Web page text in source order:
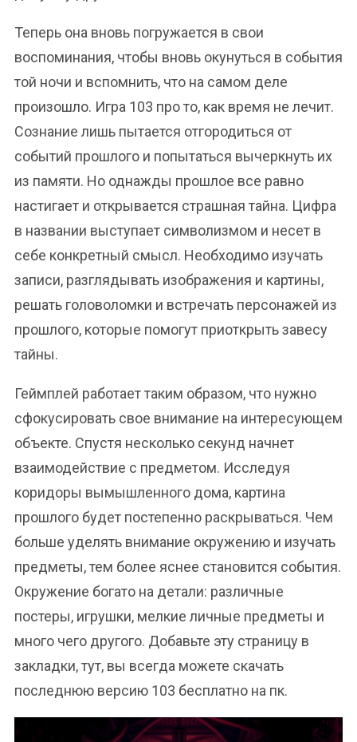
Теперь она вновь погружается в свои
воспоминания, чтобы вновь окунуться в события
той ночи и вспомнить, что на самом деле
произошло. Игра 103 про то, как время не лечит.
Сознание лишь пытается отгородиться от
событий прошлого и попытаться вычеркнуть их
из памяти. Но однажды прошлое все равно
настигает и открывается страшная тайна. Цифра
в названии выступает символизмом и несет в
себе конкретный смысл. Необходимо изучать
записи, разглядывать изображения и картины,
решать головоломки и встречать персонажей из
прошлого, которые помогут приоткрыть завесу
тайны.
Геймплей работает таким образом, что нужно
сфокусировать свое внимание на интересующем
объекте. Спустя несколько секунд начнет
взаимодействие с предметом. Исследуя
коридоры вымышленного дома, картина
прошлого будет постепенно раскрываться. Чем
больше уделять внимание окружению и изучать
предметы, тем более яснее становится события.
Окружение богато на детали: различные
постеры, игрушки, мелкие личные предметы и
много чего другого. Добавьте эту страницу в
закладки, тут, вы всегда можете скачать
последнюю версию 103 бесплатно на пк.